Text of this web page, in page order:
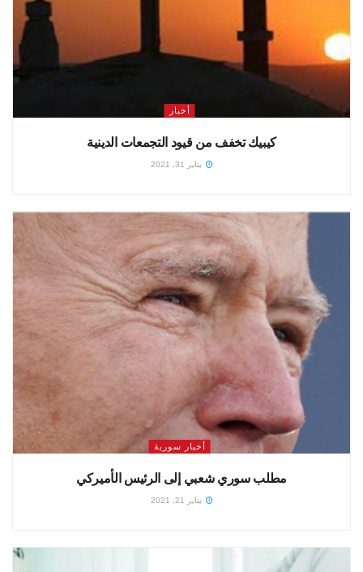
أخبار
كيبيك تخفف من قيود التجمعات الدينية
يناير 31, 2021
أخبار سورية
مطلب سوري شعبي إلى الرئيس الأميركي
يناير 21, 2021